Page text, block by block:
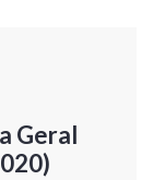
Geral